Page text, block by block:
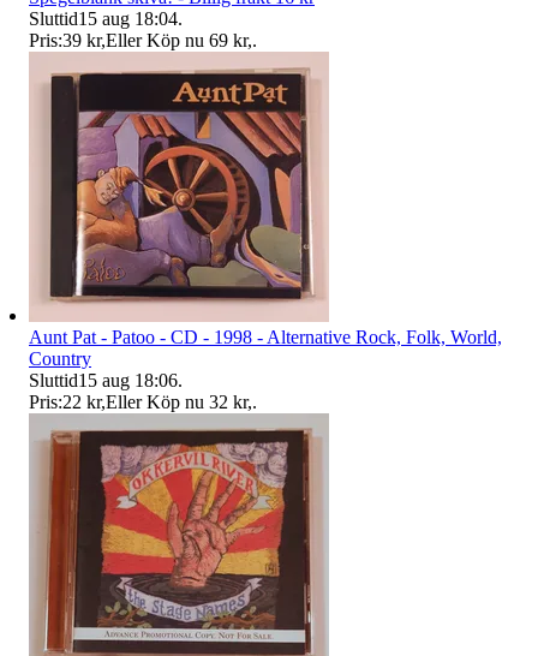
Sluttid15 aug 18:04.
Pris:39 kr,Eller Köp nu 69 kr,.
Aunt Pat - Patoo - CD - 1998 - Alternative Rock, Folk, World,
Country
Sluttid15 aug 18:06.
Pris:22 kr,Eller Köp nu 32 kr,.